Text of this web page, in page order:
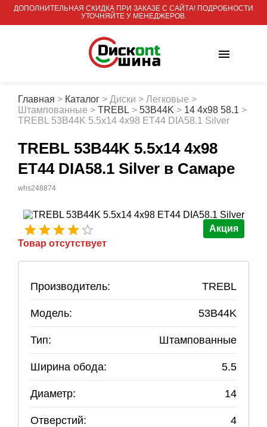
ДОПОЛНИТЕЛЬНАЯ СКИДКА ПРИ ЗАКАЗЕ С САЙТА! ПОДРОБНОСТИ
УТОЧНЯЙТЕ У МЕНЕДЖЕРОВ.
Главная > Каталог > Диски > Легковые >
Штампованные > TREBL > 53B44K > 14 4x98 58.1 >
TREBL 53B44K 5.5x14 4x98 ET44 DIA58.1 Silver
TREBL 53B44K 5.5x14 4x98
ET44 DIA58.1 Silver в Самаре
whs248874
Акция
Товар отсутствует
Производитель: TREBL
Модель: 53B44K
Тип: Штампованные
Ширина обода: 5.5
Диаметр: 14
Отверстий: 4